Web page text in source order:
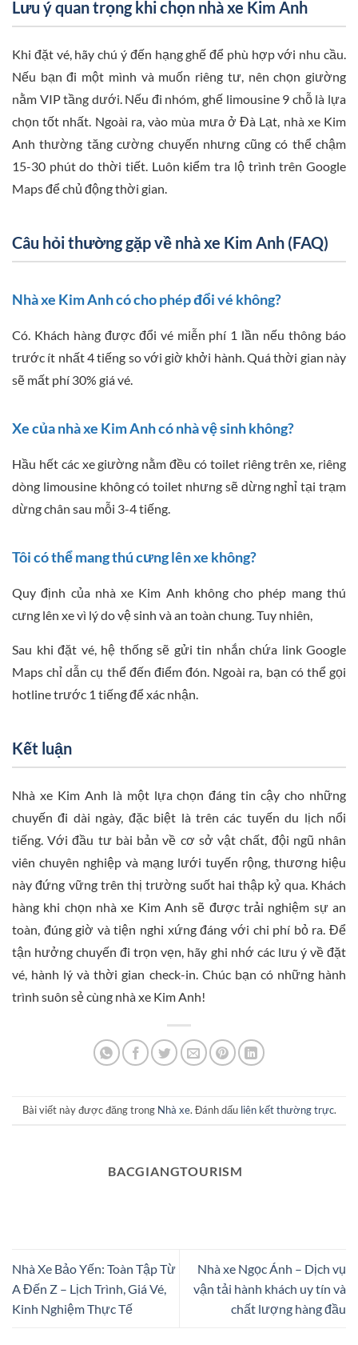
Lưu ý quan trọng khi chọn nhà xe Kim Anh
Khi đặt vé, hãy chú ý đến hạng ghế để phù hợp với nhu cầu.
Nếu bạn đi một mình và muốn riêng tư, nên chọn giường
nằm VIP tầng dưới. Nếu đi nhóm, ghế limousine 9 chỗ là lựa
chọn tốt nhất. Ngoài ra, vào mùa mưa ở Đà Lạt, nhà xe Kim
Anh thường tăng cường chuyến nhưng cũng có thể chậm
15-30 phút do thời tiết. Luôn kiểm tra lộ trình trên Google
Maps để chủ động thời gian.
Câu hỏi thường gặp về nhà xe Kim Anh (FAQ)
Nhà xe Kim Anh có cho phép đổi vé không?
Có. Khách hàng được đổi vé miễn phí 1 lần nếu thông báo
trước ít nhất 4 tiếng so với giờ khởi hành. Quá thời gian này
sẽ mất phí 30% giá vé.
Xe của nhà xe Kim Anh có nhà vệ sinh không?
Hầu hết các xe giường nằm đều có toilet riêng trên xe, riêng
dòng limousine không có toilet nhưng sẽ dừng nghỉ tại trạm
dừng chân sau mỗi 3-4 tiếng.
Tôi có thể mang thú cưng lên xe không?
Quy định của nhà xe Kim Anh không cho phép mang thú
cưng lên xe vì lý do vệ sinh và an toàn chung. Tuy nhiên,
Sau khi đặt vé, hệ thống sẽ gửi tin nhắn chứa link Google
Maps chỉ dẫn cụ thể đến điểm đón. Ngoài ra, bạn có thể gọi
hotline trước 1 tiếng để xác nhận.
Kết luận
Nhà xe Kim Anh là một lựa chọn đáng tin cậy cho những
chuyến đi dài ngày, đặc biệt là trên các tuyến du lịch nổi
tiếng. Với đầu tư bài bản về cơ sở vật chất, đội ngũ nhân
viên chuyên nghiệp và mạng lưới tuyến rộng, thương hiệu
này đứng vững trên thị trường suốt hai thập kỷ qua. Khách
hàng khi chọn nhà xe Kim Anh sẽ được trải nghiệm sự an
toàn, đúng giờ và tiện nghi xứng đáng với chi phí bỏ ra. Để
tận hưởng chuyến đi trọn vẹn, hãy ghi nhớ các lưu ý về đặt
vé, hành lý và thời gian check-in. Chúc bạn có những hành
trình suôn sẻ cùng nhà xe Kim Anh!
Bài viết này được đăng trong Nhà xe. Đánh dấu liên kết thường trực.
BACGIANGTOURISM
Nhà Xe Bảo Yến: Toàn Tập Từ
A Đến Z – Lịch Trình, Giá Vé,
Kinh Nghiệm Thực Tế
Nhà xe Ngọc Ánh – Dịch vụ
vận tải hành khách uy tín và
chất lượng hàng đầu